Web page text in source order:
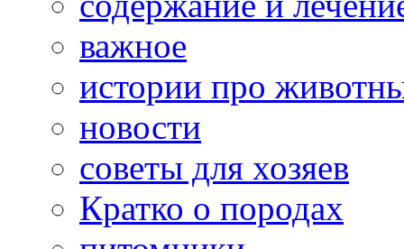
важное
истории про
новости
советы для хозяев
Кратко о породах